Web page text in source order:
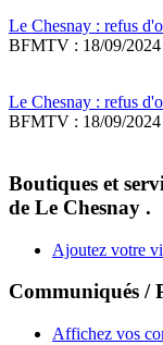
Le Chesnay : refus
BFMTV : 18/09/2024
Le Chesnay : refus
BFMTV : 18/09/2024
Boutiques et
de Le Chesnay .
Ajoutez votre
Communiqués /
Affichez vos